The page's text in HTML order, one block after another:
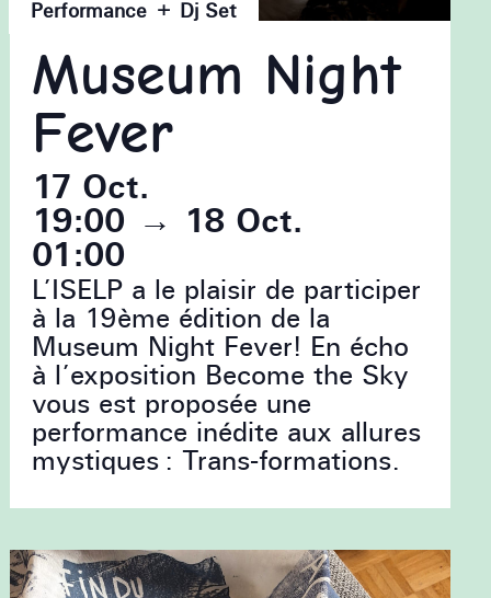
Performance + Dj Set
Museum Night
Fever
17 Oct.
19:00 → 18 Oct.
01:00
L’ISELP a le plaisir de participer
à la 19ème édition de la
Museum Night Fever! En écho
à l’exposition Become the Sky
vous est proposée une
performance inédite aux allures
mystiques : Trans-formations.